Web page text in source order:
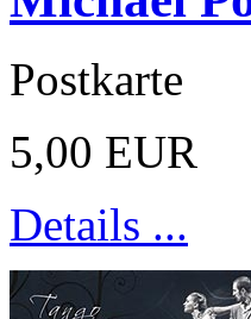
Postkarte
5,00 EUR
Details ...